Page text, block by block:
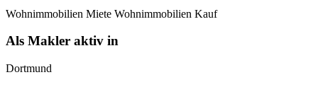
Wohnimmobilien Miete Wohnimmobilien Kauf
Als Makler aktiv in
Dortmund